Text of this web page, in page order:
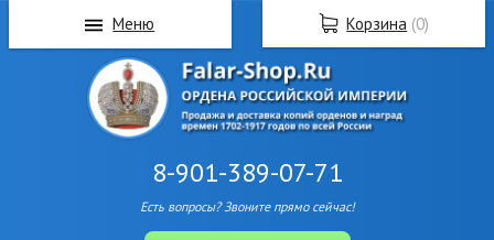
8-901-389-07-71
Есть вопросы? Звоните прямо сейчас!
Корзина (0)
Меню